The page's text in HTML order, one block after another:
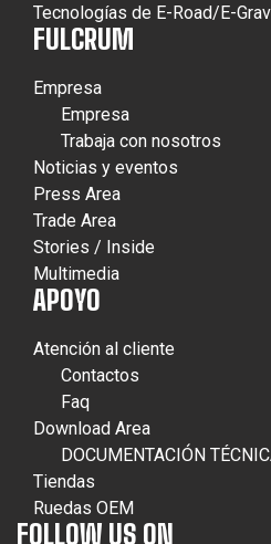
Tecnologías de E-Road/E-
FULCRUM
Empresa
Empresa
Trabaja con nosotros
Noticias y eventos
Press Area
Trade Area
Stories / Inside
Multimedia
APOYO
Atención al cliente
Contactos
Faq
Download Area
DOCUMENTACIÓN
Tiendas
Ruedas OEM
FOLLOW US ON